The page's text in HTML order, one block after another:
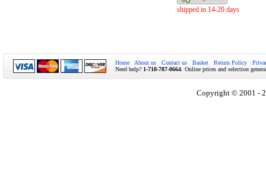
shipped in 14-20 days
Home About us Contact us Basket Return Policy
Need help? 1-718-787-0664 . Online prices and selection
Copyright © 2001 -